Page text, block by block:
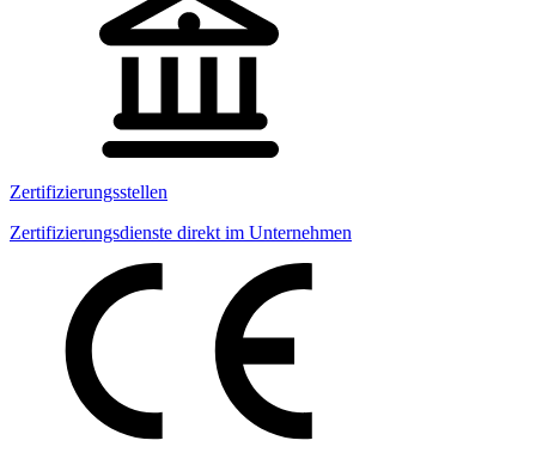
Zertifizierungsstellen
Zertifizierungsdienste direkt im Unternehmen